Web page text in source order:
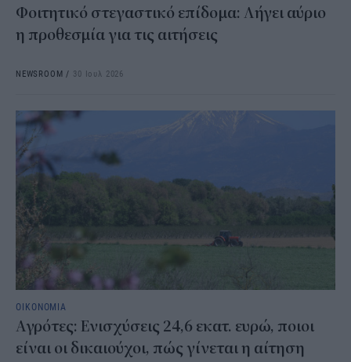
Φοιτητικό στεγαστικό επίδομα: Λήγει αύριο
η προθεσμία για τις αιτήσεις
NEWSROOM / 30 Ιουλ 2026
ΟΙΚΟΝΟΜΙΑ
Αγρότες: Ενισχύσεις 24,6 εκατ. ευρώ, ποιοι
είναι οι δικαιούχοι, πώς γίνεται η αίτηση